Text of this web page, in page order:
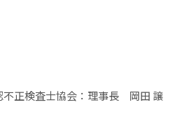
不正検査士協会：理事長 岡田 譲